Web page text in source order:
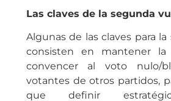
Las claves de la segunda
Algunas de las claves para
consisten en mantener la
convencer al voto nulo/
votantes de otros partidos,
que definir